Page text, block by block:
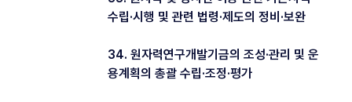
수립·시행 및 관련 법령·제도의 정비·보완
34. 원자력연구개발기금의 조성·관리 및 운
용계획의 총괄 수립·조정·평가